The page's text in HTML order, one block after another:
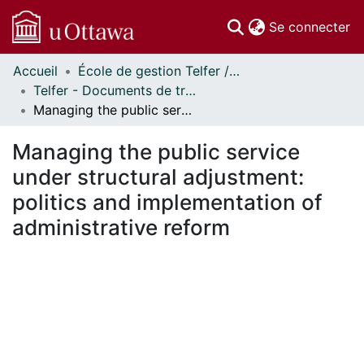
Se connecter
Communautés
et collections
Parcourir
À propos
Accueil
École de gestion Telfer // Telfer School of Management
Telfer - Documents de travail // Telfer - Working Papers
Managing the public service under structural adjustment: politics and implementation of administrative reform
Managing the public service
under structural adjustment:
politics and implementation of
administrative reform